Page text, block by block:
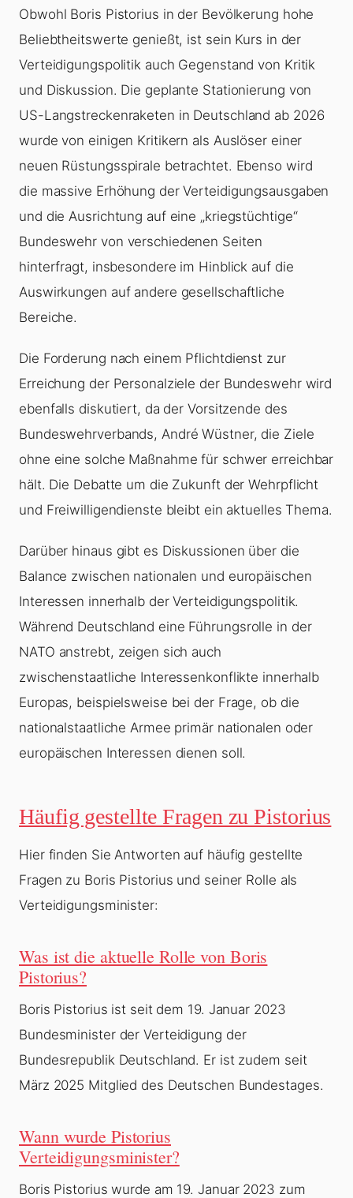
Obwohl Boris Pistorius in der Bevölkerung hohe
Beliebtheitswerte genießt, ist sein Kurs in der
Verteidigungspolitik auch Gegenstand von Kritik
und Diskussion. Die geplante Stationierung von
US-Langstreckenraketen in Deutschland ab 2026
wurde von einigen Kritikern als Auslöser einer
neuen Rüstungsspirale betrachtet. Ebenso wird
die massive Erhöhung der Verteidigungsausgaben
und die Ausrichtung auf eine „kriegstüchtige“
Bundeswehr von verschiedenen Seiten
hinterfragt, insbesondere im Hinblick auf die
Auswirkungen auf andere gesellschaftliche
Bereiche.
Die Forderung nach einem Pflichtdienst zur
Erreichung der Personalziele der Bundeswehr wird
ebenfalls diskutiert, da der Vorsitzende des
Bundeswehrverbands, André Wüstner, die Ziele
ohne eine solche Maßnahme für schwer erreichbar
hält. Die Debatte um die Zukunft der Wehrpflicht
und Freiwilligendienste bleibt ein aktuelles Thema.
Darüber hinaus gibt es Diskussionen über die
Balance zwischen nationalen und europäischen
Interessen innerhalb der Verteidigungspolitik.
Während Deutschland eine Führungsrolle in der
NATO anstrebt, zeigen sich auch
zwischenstaatliche Interessenkonflikte innerhalb
Europas, beispielsweise bei der Frage, ob die
nationalstaatliche Armee primär nationalen oder
europäischen Interessen dienen soll.
Häufig gestellte Fragen zu Pistorius
Hier finden Sie Antworten auf häufig gestellte
Fragen zu Boris Pistorius und seiner Rolle als
Verteidigungsminister:
Was ist die aktuelle Rolle von Boris
Pistorius?
Boris Pistorius ist seit dem 19. Januar 2023
Bundesminister der Verteidigung der
Bundesrepublik Deutschland. Er ist zudem seit
März 2025 Mitglied des Deutschen Bundestages.
Wann wurde Pistorius
Verteidigungsminister?
Boris Pistorius wurde am 19. Januar 2023 zum